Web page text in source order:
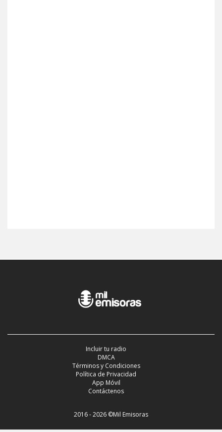
Incluir tu radio
DMCA
Términos y Condiciones
Política de Privacidad
App Móvil
Contáctenos
2016 - 2026 ©Mil Emisoras